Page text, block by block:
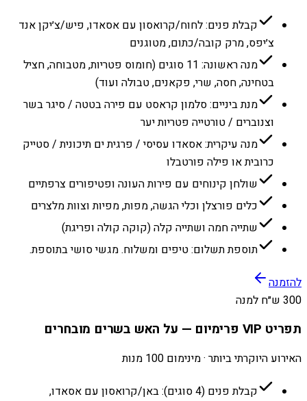
קבלת פנים: לחוח/קרואסון עם אסאדו, פיש/צ׳יקן אנד
צ׳יפס, מרק קובה/כתום, מטוגנים
מנה ראשונה: 11 סוגים (חומוס פטריות, מטבוחה, חציל
בטחינה, חסה, שרי, פקאנים, טבולה ועוד)
מנת ביניים: סלמון קראסט עם פירה בטטה / סיגר בשר
וצנוברים / טורטייה פטריות יער
מנה עיקרית: אסאדו עסיסי / פרגית ים תיכונית / סטייק
כרובית או פילה פורטבלו
שולחן קינוחים עם פירות העונה ופטיפורים צרפתיים
כלים פורצלן וכלי הגשה, מפות, מפיות וצוות מלצרים
שתייה חמה ושתייה קלה (קוקה קולה ופריגת)
תוספת תשלום: טיפים ומשלוח. מגשי סושי בתוספת.
להזמנה
300 ש״ח למנה
תפריט VIP פרימיום — על האש בשרים מובחרים
האירוע היוקרתי ביותר · מינימום 100 מנות
קבלת פנים (4 סוגים): באן/קרואסון עם אסאדו,